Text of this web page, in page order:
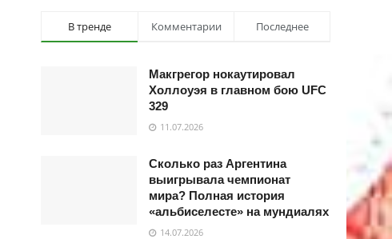
В тренде Комментарии Последнее
Макгрегор нокаутировал
Холлоуэя в главном бою UFC
329
11.07.2026
Сколько раз Аргентина
выигрывала чемпионат
мира? Полная история
«альбиселесте» на мундиалях
14.07.2026